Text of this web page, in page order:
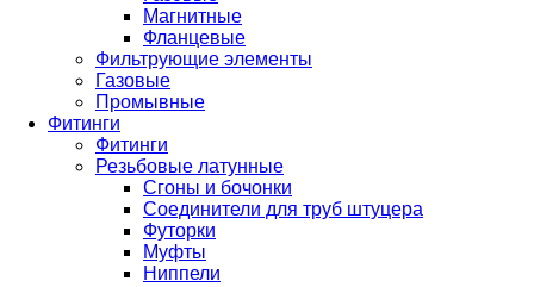
Магнитные
Фланцевые
Фильтрующие элементы
Газовые
Промывные
Фитинги
Фитинги
Резьбовые латунные
Сгоны и бочонки
Соединители для труб штуцера
Футорки
Муфты
Ниппели